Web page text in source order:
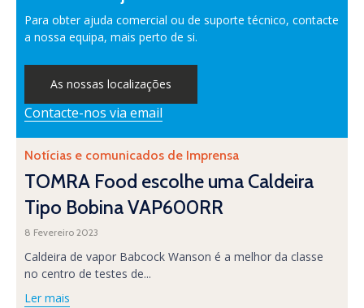
Para obter ajuda comercial ou de suporte técnico, contacte
a nossa equipa, mais perto de si.
As nossas localizações
Contacte-nos via email
Category
Notícias e comunicados de Imprensa
TOMRA Food escolhe uma Caldeira
Tipo Bobina VAP600RR
8 Fevereiro 2023
Caldeira de vapor Babcock Wanson é a melhor da classe
no centro de testes de...
Ler mais